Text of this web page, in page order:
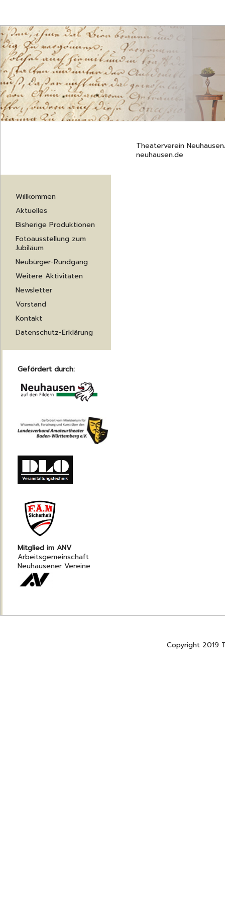
Theaterverein
neuhausen.de
Navigation
Willkommen
Aktuelles
Bisherige Produktionen
Fotoausstellung zum
Jubiläum
Neubürger-Rundgang
Weitere Aktivitäten
Newsletter
Vorstand
Kontakt
Datenschutz-Erklärung
Gefördert durch:
Mitglied im ANV
Arbeitsgemeinschaft
Neuhausener Vereine
Copyright 2019